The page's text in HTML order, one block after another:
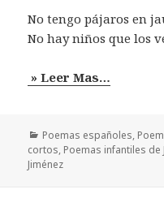
No tengo pájaros en
No hay niños que los
» Leer Mas…
Categorías
Poemas españoles,
cortos, Poemas infantiles de
Jiménez